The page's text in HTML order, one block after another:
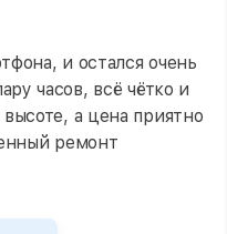
и остался очень
часов, всё чётко и
а цена приятно
ремонт